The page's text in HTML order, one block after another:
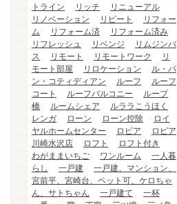
トライン
リッチ
リニューアル
リノベーション
リピート
リフォー
ム
リフォーム済
リフォーム済み
リフレッシュ
リベンジ
リムジンバ
ス
リモート リモートワーク
リ
モート部屋
リロケーション
ル・パ
ン・コティディアン
ルーフ
ルーフ
コート
ルーフバルコニー
ループ
橋
ルームシェア
ルララこうほく
レンガ
ローン ローン控除
ロイ
ヤルホームセンター
ロピア
ロピア
川崎水沢店
ロフト
ロフト付き
わがままいちご
ワンルーム
一人暮
らし
一戸建
一戸建、マンション、
宮前平、宮崎台、ペット可、ケロちゃ
ん、サトちゃん
一戸建て
一杯